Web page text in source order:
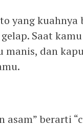
yang
Saat
manis, dan
asam” berarti